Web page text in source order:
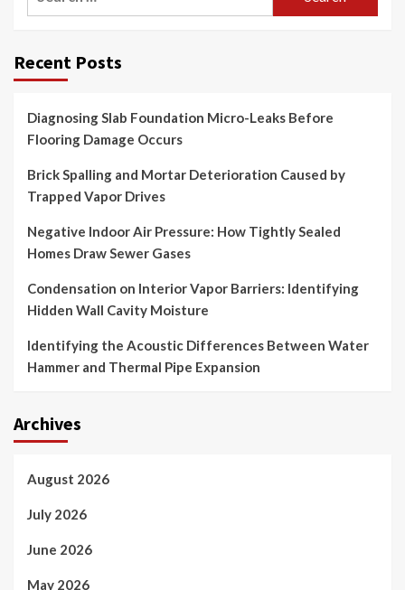
Recent Posts
Diagnosing Slab Foundation Micro-Leaks Before
Flooring Damage Occurs
Brick Spalling and Mortar Deterioration Caused by
Trapped Vapor Drives
Negative Indoor Air Pressure: How Tightly Sealed
Homes Draw Sewer Gases
Condensation on Interior Vapor Barriers: Identifying
Hidden Wall Cavity Moisture
Identifying the Acoustic Differences Between Water
Hammer and Thermal Pipe Expansion
Archives
August 2026
July 2026
June 2026
May 2026